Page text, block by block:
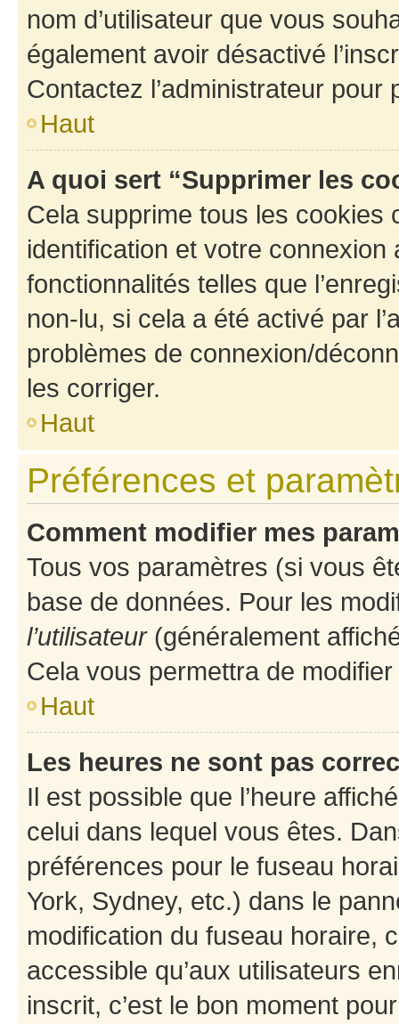
nom d’utilisateur que vous
également avoir désactivé
Contactez l’administrateur
Haut
A quoi sert “Supprimer les
Cela supprime tous les cookies
identification et votre
fonctionnalités telles que
non-lu, si cela a été activé par
problèmes de connexion/
les corriger.
Haut
Préférences et
Comment modifier mes
Tous vos paramètres (si vous
base de données. Pour les
l’utilisateur(généralement
Cela vous permettra de
Haut
Les heures ne sont pas
Il est possible que l’heure
celui dans lequel vous êtes.
préférences pour le fuseau
York, Sydney, etc.) dans le
modification du fuseau horaire,
accessible qu’aux utilisateurs
inscrit, c’est le bon moment